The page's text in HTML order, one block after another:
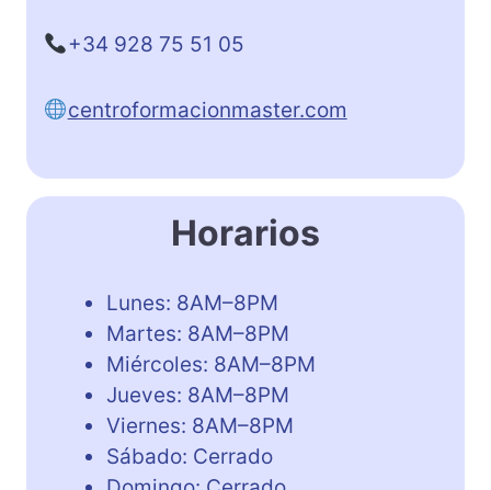
+34 928 75 51 05
centroformacionmaster.com
Horarios
Lunes: 8AM–8PM
Martes: 8AM–8PM
Miércoles: 8AM–8PM
Jueves: 8AM–8PM
Viernes: 8AM–8PM
Sábado: Cerrado